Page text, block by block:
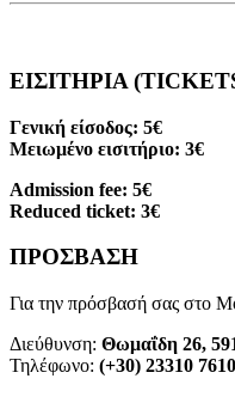
ΕΙΣΙΤΗΡΙΑ
Γενική είσοδος: 5€
Μειωμένο εισιτήριο: 3€
Admission fee: 5€
Reduced ticket: 3€
ΠΡΟΣΒΑΣΗ
Για την πρόσβασή σας στο
Διεύθυνση: Θωμαΐδη 26,
Τηλέφωνο: (+30) 23310